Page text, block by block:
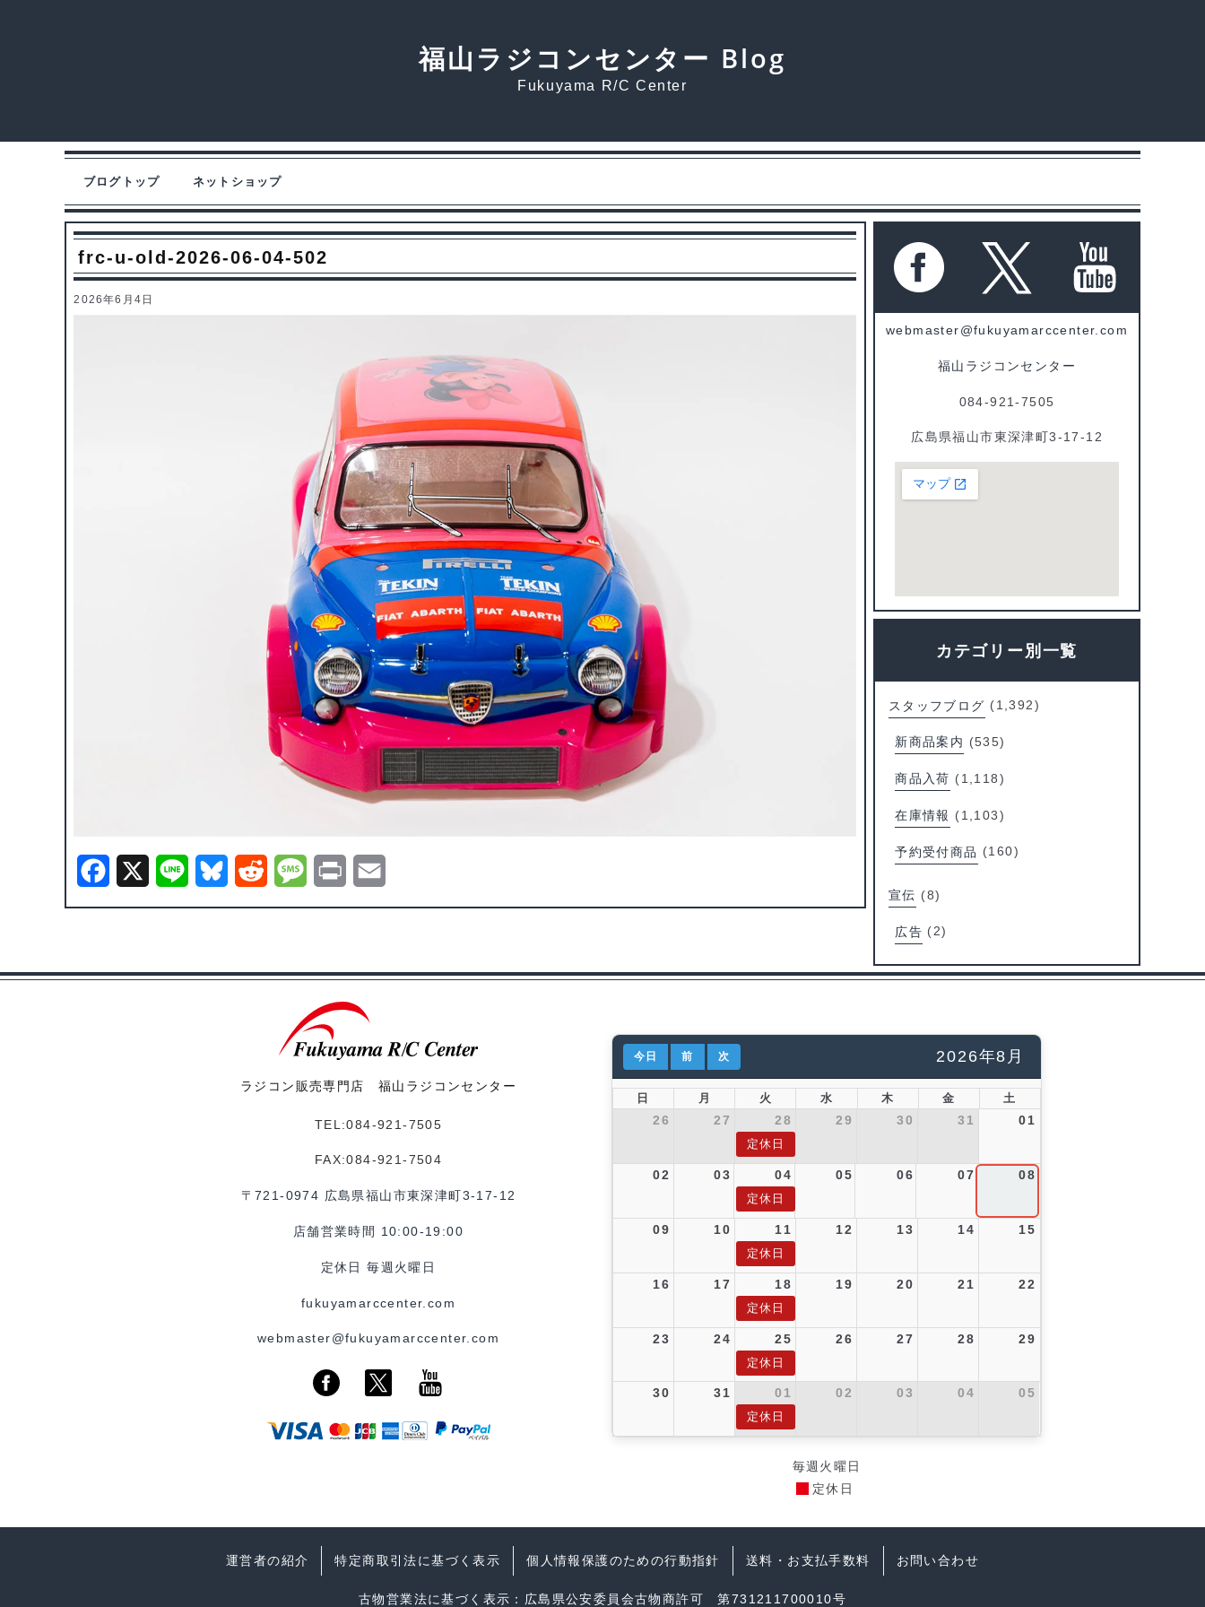
福山ラジコンセンター Blog
Fukuyama R/C Center
ブログトップ ネットショップ
frc-u-old-2026-06-04-502
2026年6月4日
X B R M
g
P
t
webmaster@fukuyamarccenter.com
福山ラジコンセンター
084-921-7505
広島県福山市東深津町3-17-12
カテゴリー別一覧
スタッフブログ (1,392)
新商品案内 (535)
商品入荷 (1,118)
在庫情報 (1,103)
予約受付商品 (160)
宣伝 (8)
広告 (2)
ラジコン販売専門店 福山ラジコンセンター
TEL:084-921-7505
FAX:084-921-7504
〒721-0974 広島県福山市東深津町3-17-12
店舗営業時間 10:00-19:00
定休日 毎週火曜日
fukuyamarccenter.com
webmaster@fukuyamarccenter.com
今日 前 次 2026年8月
日 月 火 水 木 金 土
26 27 28 29 30 31 01
定休日
02 03 04 05 06 07 08
定休日
09 10 11 12 13 14 15
定休日
16 17 18 19 20 21 22
定休日
23 24 25 26 27 28 29
定休日
30 31 01 02 03 04 05
定休日
毎週火曜日
定休日
運営者の紹介 特定商取引法に基づく表示 個人情報保護のための行動指針 送料・お支払手数料 お問い合わせ
古物営業法に基づく表示：広島県公安委員会古物商許可 第731211700010号